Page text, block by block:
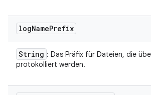
logNamePrefix
String : Das Präfix für Dateien, die
protokolliert werden.